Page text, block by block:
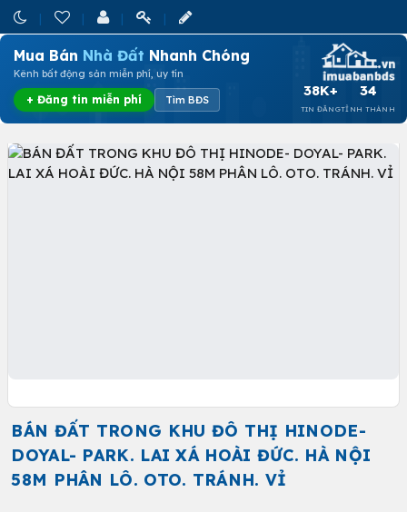
Mua Bán Nhà Đất Nhanh Chóng
Kênh bất động sản miễn phí, uy tín
+ Đăng tin miễn phí Tìm BĐS
38K+
TIN ĐĂNG
34
TỈNH THÀNH
BÁN ĐẤT TRONG KHU ĐÔ THỊ HINODE-
DOYAL- PARK. LAI XÁ HOÀI ĐỨC. HÀ NỘI
58M PHÂN LÔ. OTO. TRÁNH. VỈ